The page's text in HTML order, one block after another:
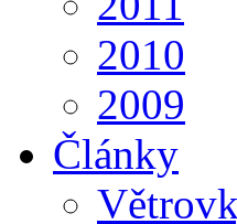
2010
2009
Články